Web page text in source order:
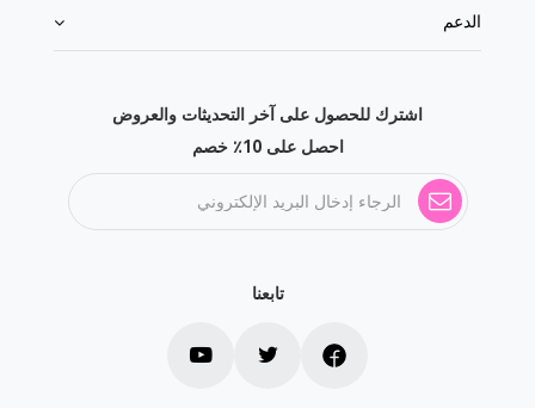
الدعم
اشترك للحصول على آخر التحديثات والعروض
احصل على 10٪ خصم
تابعنا